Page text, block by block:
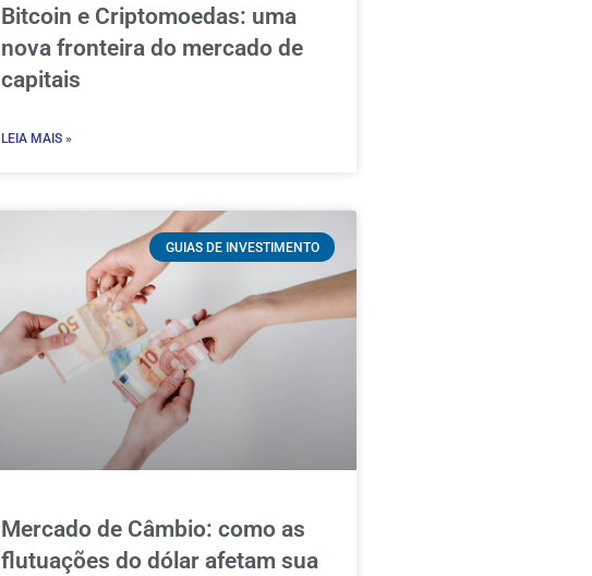
Bitcoin e Criptomoedas: uma
nova fronteira do mercado de
capitais
LEIA MAIS »
GUIAS DE INVESTIMENTO
Mercado de Câmbio: como as
flutuações do dólar afetam sua